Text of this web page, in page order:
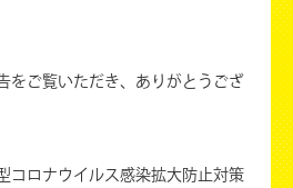
をご覧いただき、ありがとうござ
コロナウイルス感染拡大防止対策